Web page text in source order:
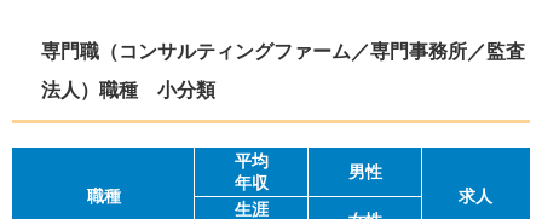
専門職（コンサルティングファーム／専門事務所／監査
法人）職種 小分類
職種
平均
年収
男性
求人
生涯